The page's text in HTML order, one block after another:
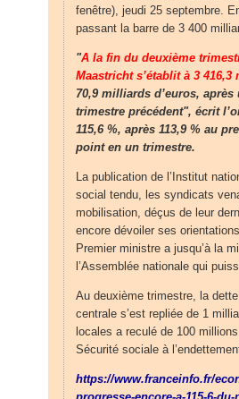
fenêtre), jeudi 25 septembre.
passant la barre de 3 400
"A la fin du deuxième
Maastricht s’établit à 3 416,3
70,9 milliards d’euros,
trimestre précédent", écrit
115,6 %, après 113,9 % au
point en un trimestre.
La publication de l’Institut
social tendu, les syndicats
mobilisation, déçus de leur
encore dévoiler ses
Premier ministre a jusqu’à la
l’Assemblée nationale qui
Au deuxième trimestre, la
centrale s’est repliée de 1
locales a reculé de 100
Sécurité sociale à
https://www.franceinfo.fr/